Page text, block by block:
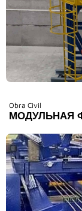
Obra Civil
МОДУЛЬНАЯ